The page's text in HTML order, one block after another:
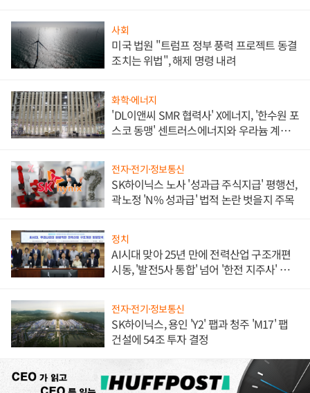
사회
미국 법원 "트럼프 정부 풍력 프로젝트 동결
조치는 위법", 해제 명령 내려
화학·에너지
'DL이앤씨 SMR 협력사' X에너지, '한수원 포
스코 동맹' 센트러스에너지와 우라늄 계약
전자·전기·정보통신
SK하이닉스 노사 '성과급 주식지급' 평행선,
곽노정 'N% 성과급' 법적 논란 벗을지 주목
정치
AI시대 맞아 25년 만에 전력산업 구조개편
시동, '발전5사 통합' 넘어 '한전 지주사' 재편
전자·전기·정보통신
SK하이닉스, 용인 'Y2' 팹과 청주 'M17' 팹
건설에 54조 투자 결정